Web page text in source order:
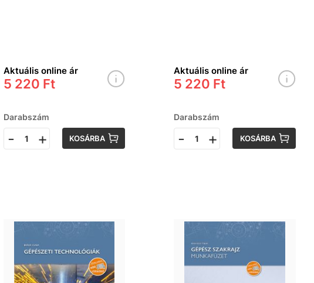
Aktuális online ár
5 220 Ft
Darabszám
- + KOSÁRBA
Aktuális online ár
5 220 Ft
Darabszám
- + KOSÁRBA